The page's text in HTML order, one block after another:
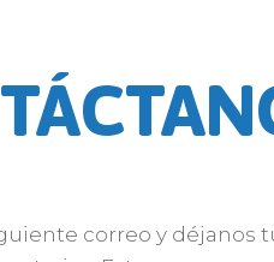
correo y déjanos